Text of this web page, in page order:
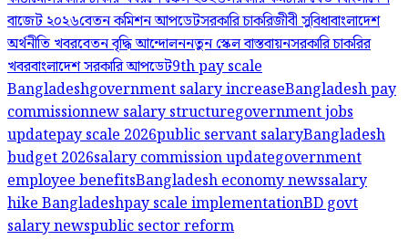
বাজেট ২০২৬বেতন কমিশন আপডেটসরকারি চাকরিজীবী সুবিধাবাংলাদেশ
অর্থনীতি খবরবেতন বৃদ্ধি আন্দোলননতুন স্কেল বাস্তবায়নসরকারি চাকরির
খবরবাংলাদেশ সরকারি আপডেট9th pay scale
Bangladeshgovernment salary increaseBangladesh pay
commissionnew salary structuregovernment jobs
updatepay scale 2026public servant salaryBangladesh
budget 2026salary commission updategovernment
employee benefitsBangladesh economy newssalary
hike Bangladeshpay scale implementationBD govt
salary newspublic sector reform